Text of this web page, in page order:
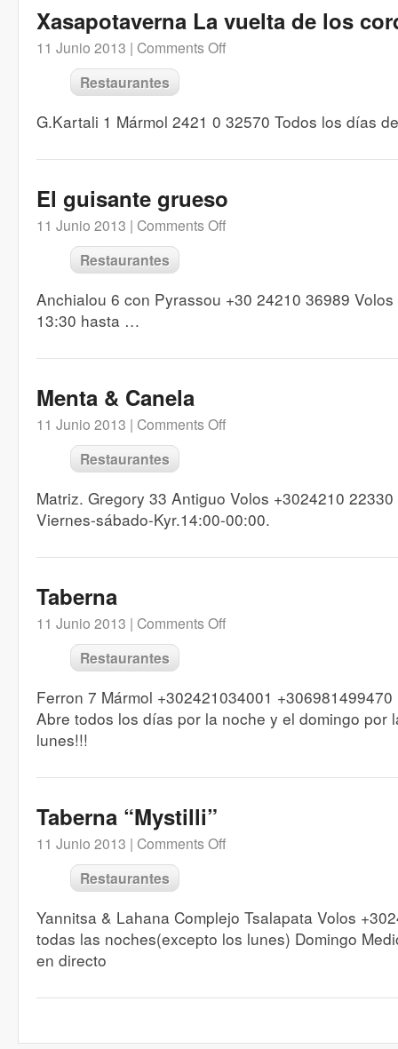
Xasapotaverna La vuelta de los
11 Junio 2013 | Comments Off
Restaurantes
G.Kartali 1 Mármol 2421 0 32570 Todos los días
El guisante grueso
11 Junio 2013 | Comments Off
Restaurantes
Anchialou 6 con Pyrassou +30 24210 36989
13:30 hasta …
Menta & Canela
11 Junio 2013 | Comments Off
Restaurantes
Matriz. Gregory 33 Antiguo Volos +3024210
Viernes-sábado-Kyr.14:00-00:00.
Taberna
11 Junio 2013 | Comments Off
Restaurantes
Ferron 7 Mármol +302421034001
Abre todos los días por la noche y el domingo por
lunes!!!
Taberna “Mystilli”
11 Junio 2013 | Comments Off
Restaurantes
Yannitsa & Lahana Complejo Tsalapata Volos
todas las noches(excepto los lunes) Domingo
en directo